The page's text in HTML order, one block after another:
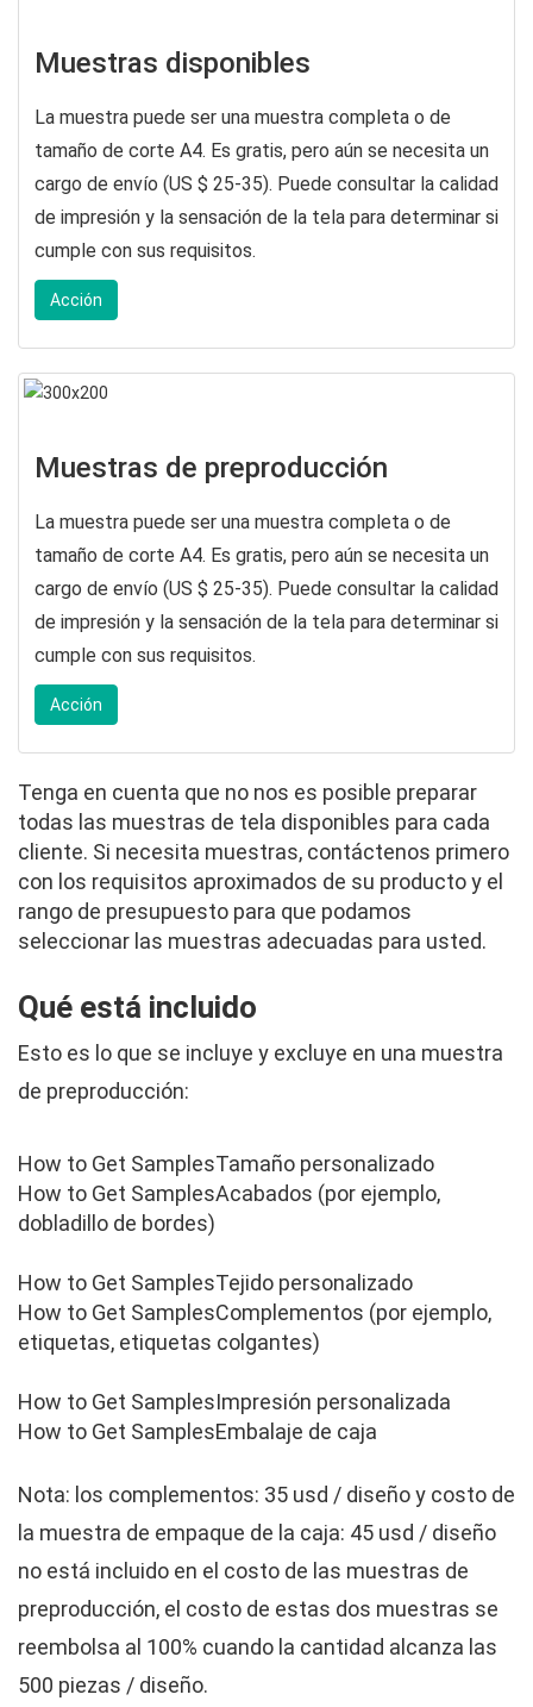
Muestras disponibles
La muestra puede ser una muestra completa o de
tamaño de corte A4. Es gratis, pero aún se necesita un
cargo de envío (US $ 25-35). Puede consultar la calidad
de impresión y la sensación de la tela para determinar si
cumple con sus requisitos.
Acción
Muestras de preproducción
La muestra puede ser una muestra completa o de
tamaño de corte A4. Es gratis, pero aún se necesita un
cargo de envío (US $ 25-35). Puede consultar la calidad
de impresión y la sensación de la tela para determinar si
cumple con sus requisitos.
Acción
Tenga en cuenta que no nos es posible preparar
todas las muestras de tela disponibles para cada
cliente. Si necesita muestras, contáctenos primero
con los requisitos aproximados de su producto y el
rango de presupuesto para que podamos
seleccionar las muestras adecuadas para usted.
Qué está incluido
Esto es lo que se incluye y excluye en una muestra
de preproducción:
Tamaño personalizado
Acabados (por ejemplo,
dobladillo de bordes)
Tejido personalizado
Complementos (por ejemplo,
etiquetas, etiquetas colgantes)
Impresión personalizada
Embalaje de caja
Nota: los complementos: 35 usd / diseño y costo de
la muestra de empaque de la caja: 45 usd / diseño
no está incluido en el costo de las muestras de
preproducción, el costo de estas dos muestras se
reembolsa al 100% cuando la cantidad alcanza las
500 piezas / diseño.